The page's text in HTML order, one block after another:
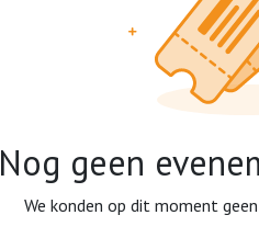
Nog geen
We konden op dit moment